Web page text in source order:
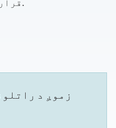
زموږ د